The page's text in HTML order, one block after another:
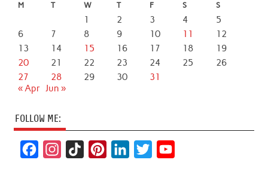
M T W T F S S
1 2 3 4
5
6
7 8 9 10 11
12
13
14 15 16 17 18
19
20
21 22 23 24 25
26
27
28 29 30
31
« Apr Jun »
FOLLOW ME: